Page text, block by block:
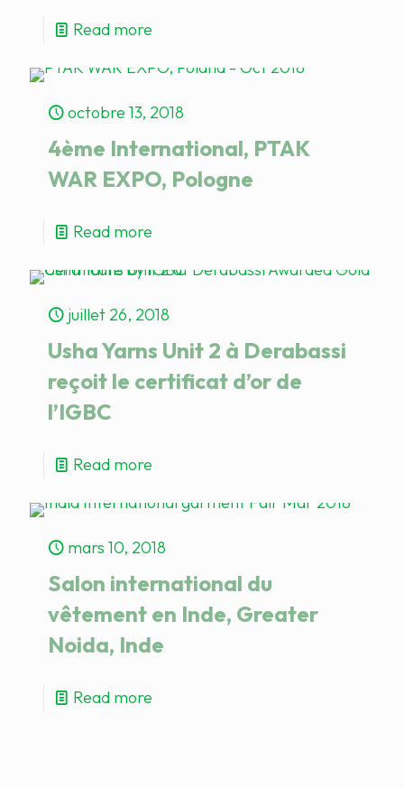
Read more
octobre 13, 2018
4ème International, PTAK
WAR EXPO, Pologne
Read more
juillet 26, 2018
Usha Yarns Unit 2 à Derabassi
reçoit le certificat d’or de
l’IGBC
Read more
mars 10, 2018
Salon international du
vêtement en Inde, Greater
Noida, Inde
Read more